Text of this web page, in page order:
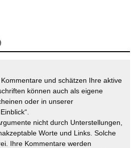
und schätzen Ihre aktive
können auch als eigene
oder in unserer
nicht durch Unterstellungen,
Worte und Links. Solche
Ihre Kommentare werden